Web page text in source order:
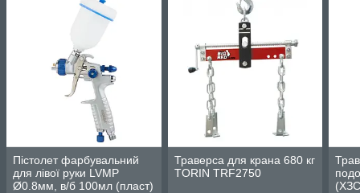
Пістолет фарбувальний
для лівої руки LVMP
Ø0.8мм, в/б 100мл (пласт)
Траверса для крана 680 кг
TORIN TRF2750